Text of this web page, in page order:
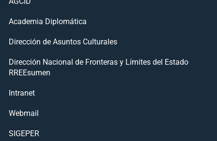
Academia Diplomática
Dirección de Asuntos Culturales
Dirección Nacional de Fronteras y Límites del Estado
RREEsumen
Intranet
Webmail
SIGEPER